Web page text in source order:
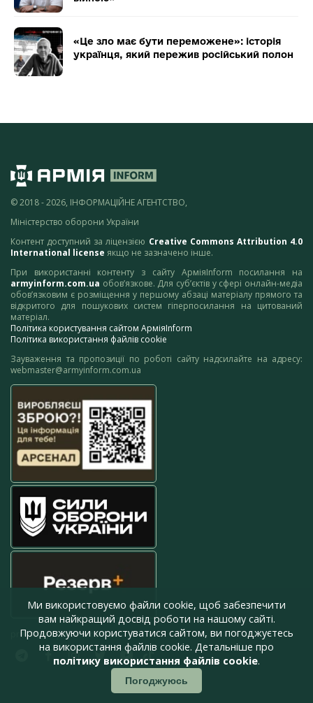
«Це зло має бути переможене»: історія
українця, який пережив російський полон
© 2018 - 2026, ІНФОРМАЦІЙНЕ АГЕНТСТВО,
Міністерство оборони України
Контент доступний за ліцензією Creative Commons Attribution 4.0
International license якщо не зазначено інше.
При використанні контенту з сайту АрміяInform посилання на
armyinform.com.ua обов’язкове. Для суб’єктів у сфері онлайн-медіа
обов’язковим є розміщення у першому абзаці матеріалу прямого та
відкритого для пошукових систем гіперпосилання на цитований
матеріал.
Політика користування сайтом АрміяInform
Політика використання файлів cookie
Зауваження та пропозиції по роботі сайту надсилайте на адресу:
webmaster@armyinform.com.ua
press@armyinform.com.ua
Ми використовуємо файли cookie, щоб забезпечити
вам найкращий досвід роботи на нашому сайті.
Продовжуючи користуватися сайтом, ви погоджуєтесь
на використання файлів cookie. Детальніше про
політику використання файлів cookie.
Погоджуюсь